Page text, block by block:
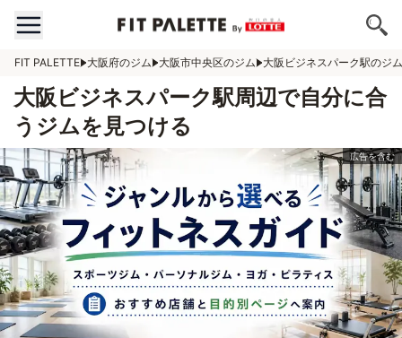
FIT PALETTE 大阪府のジム 大阪市中央区のジム 大阪ビジネスパーク駅のジム
大阪ビジネスパーク駅周辺で自分に合
うジムを見つける